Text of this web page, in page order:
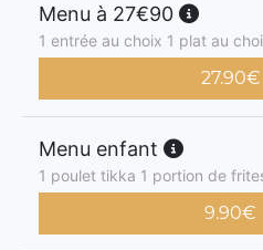
Menu à 27€90
1 entrée au choix 1 plat au
27.90€
Menu enfant
1 poulet tikka 1 portion de
9.90€